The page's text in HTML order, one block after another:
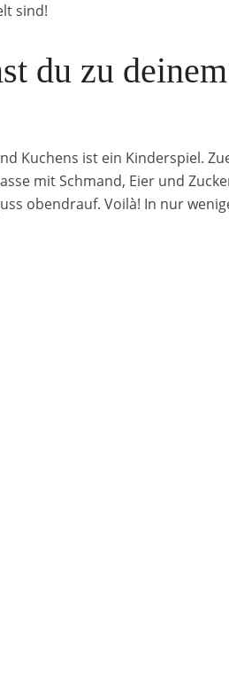
sind!
du zu
Kuchens ist ein Kinderspiel.
mit Schmand, Eier und
obendrauf. Voilà! In nur